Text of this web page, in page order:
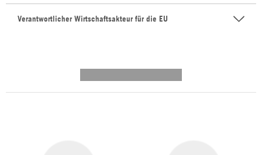
Verantwortlicher Wirtschaftsakteur für die EU